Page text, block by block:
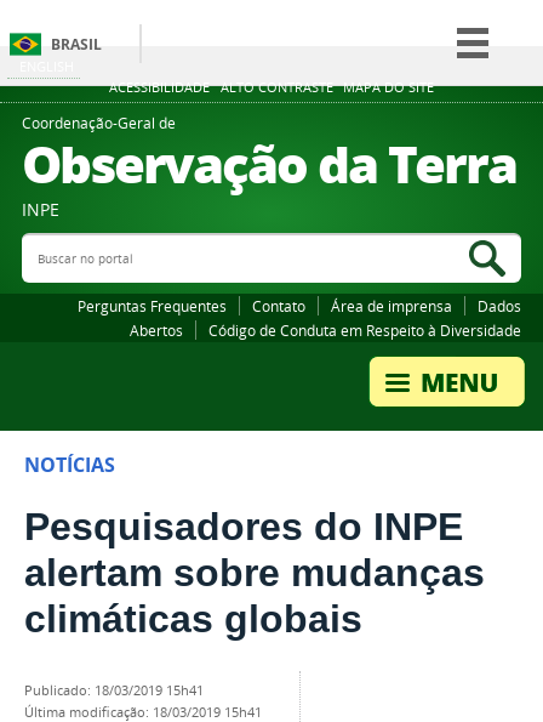
ACESSIBILIDADE ALTO CONTRASTE MAPA DO SITE
BRASIL
Simplifique!
Participe
Legislação
Coordenação-Geral de
Observação da Terra
INPE
Buscar no portal
Perguntas Frequentes Contato Área de imprensa
Dados
Abertos
Código de Conduta em Respeito à Diversidade
NOTÍCIAS
Pesquisadores do INPE
alertam sobre mudanças
climáticas globais
publicado: 18/03/2019 15h41
última modificação: 18/03/2019 15h41